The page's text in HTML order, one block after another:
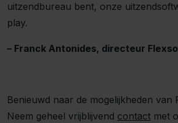
uitzendbureau bent, onze
play.
– Franck Antonides, directeur
Benieuwd naar de mogelijkheden van
Neem geheel vrijblijvend contact met